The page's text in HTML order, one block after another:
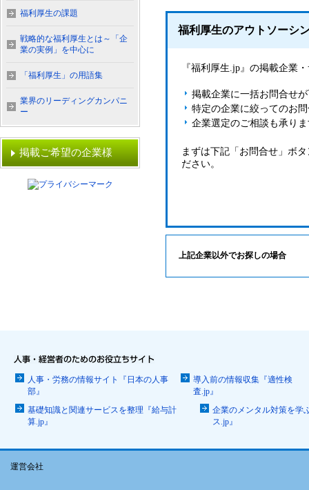
福利厚生のアウトソーシ
『福利厚生.jp』の掲載企業
掲載企業に一括お問合せ
特定の企業に絞ってのお
企業選定のご相談も承り
まずは下記「お問合せ」ボ
ださい。
上記企業以外でお探しの場合
福利厚生の課題
戦略的な福利厚生とは～「企
業の実例」を中心に
「福利厚生」の用語集
業界のリーディングカンパニ
ー
掲載ご希望の企業様
人事・労務の情報サイト『日本の人事
部』
導入前の情報収集『適性検
査.jp』
基礎知識と関連サービスを整理『給与計
算.jp』
企業のメンタル対策を学
ス.jp』
運営会社